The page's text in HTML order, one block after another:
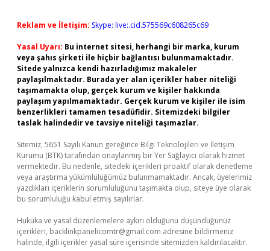
Reklam ve İletişim: Skype: live:.cid.575569c608265c69
Yasal Uyarı: Bu internet sitesi, herhangi bir marka, kurum
veya şahıs şirketi ile hiçbir bağlantısı bulunmamaktadır.
Sitede yalnızca kendi hazırladığımız makaleler
paylaşılmaktadır. Burada yer alan içerikler haber niteliği
taşımamakta olup, gerçek kurum ve kişiler hakkında
paylaşım yapılmamaktadır. Gerçek kurum ve kişiler ile isim
benzerlikleri tamamen tesadüfidir. Sitemizdeki bilgiler
taslak halindedir ve tavsiye niteliği taşımazlar.
Sitemiz, 5651 Sayılı Kanun gereğince Bilgi Teknolojileri ve İletişim
Kurumu (BTK) tarafından onaylanmış bir Yer Sağlayıcı olarak hizmet
vermektedir. Bu nedenle, sitedeki içerikleri proaktif olarak denetleme
veya araştırma yükümlülüğümüz bulunmamaktadır. Ancak, üyelerimiz
yazdıkları içeriklerin sorumluluğunu taşımakta olup, siteye üye olarak
bu sorumluluğu kabul etmiş sayılırlar.
Hukuka ve yasal düzenlemelere aykırı olduğunu düşündüğünüz
içerikleri, backlinkpanelicomtr@gmail.com adresine bildirmeniz
halinde, ilgili içerikler yasal süre içerisinde sitemizden kaldırılacaktır.